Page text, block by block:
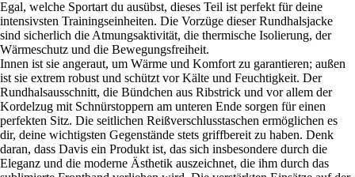
Egal, welche Sportart du ausübst, dieses Teil ist perfekt für deine
intensivsten Trainingseinheiten. Die Vorzüge dieser Rundhalsjacke
sind sicherlich die Atmungsaktivität, die thermische Isolierung, der
Wärmeschutz und die Bewegungsfreiheit.
Innen ist sie angeraut, um Wärme und Komfort zu garantieren; außen
ist sie extrem robust und schützt vor Kälte und Feuchtigkeit. Der
Rundhalsausschnitt, die Bündchen aus Ribstrick und vor allem der
Kordelzug mit Schnürstoppern am unteren Ende sorgen für einen
perfekten Sitz. Die seitlichen Reißverschlusstaschen ermöglichen es
dir, deine wichtigsten Gegenstände stets griffbereit zu haben. Denk
daran, dass Davis ein Produkt ist, das sich insbesondere durch die
Eleganz und die moderne Ästhetik auszeichnet, die ihm durch das